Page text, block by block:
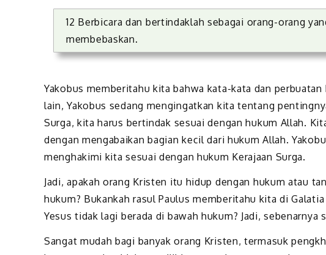
12 Berbicara dan bertindaklah sebagai orang-orang
membebaskan.
Yakobus memberitahu kita bahwa kata-kata dan
lain, Yakobus sedang mengingatkan kita tentang
Surga, kita harus bertindak sesuai dengan hukum Allah.
dengan mengabaikan bagian kecil dari hukum Allah.
menghakimi kita sesuai dengan hukum Kerajaan Surga.
Jadi, apakah orang Kristen itu hidup dengan hukum atau
hukum? Bukankah rasul Paulus memberitahu kita di
Yesus tidak lagi berada di bawah hukum? Jadi, sebenarnya
Sangat mudah bagi banyak orang Kristen, termasuk